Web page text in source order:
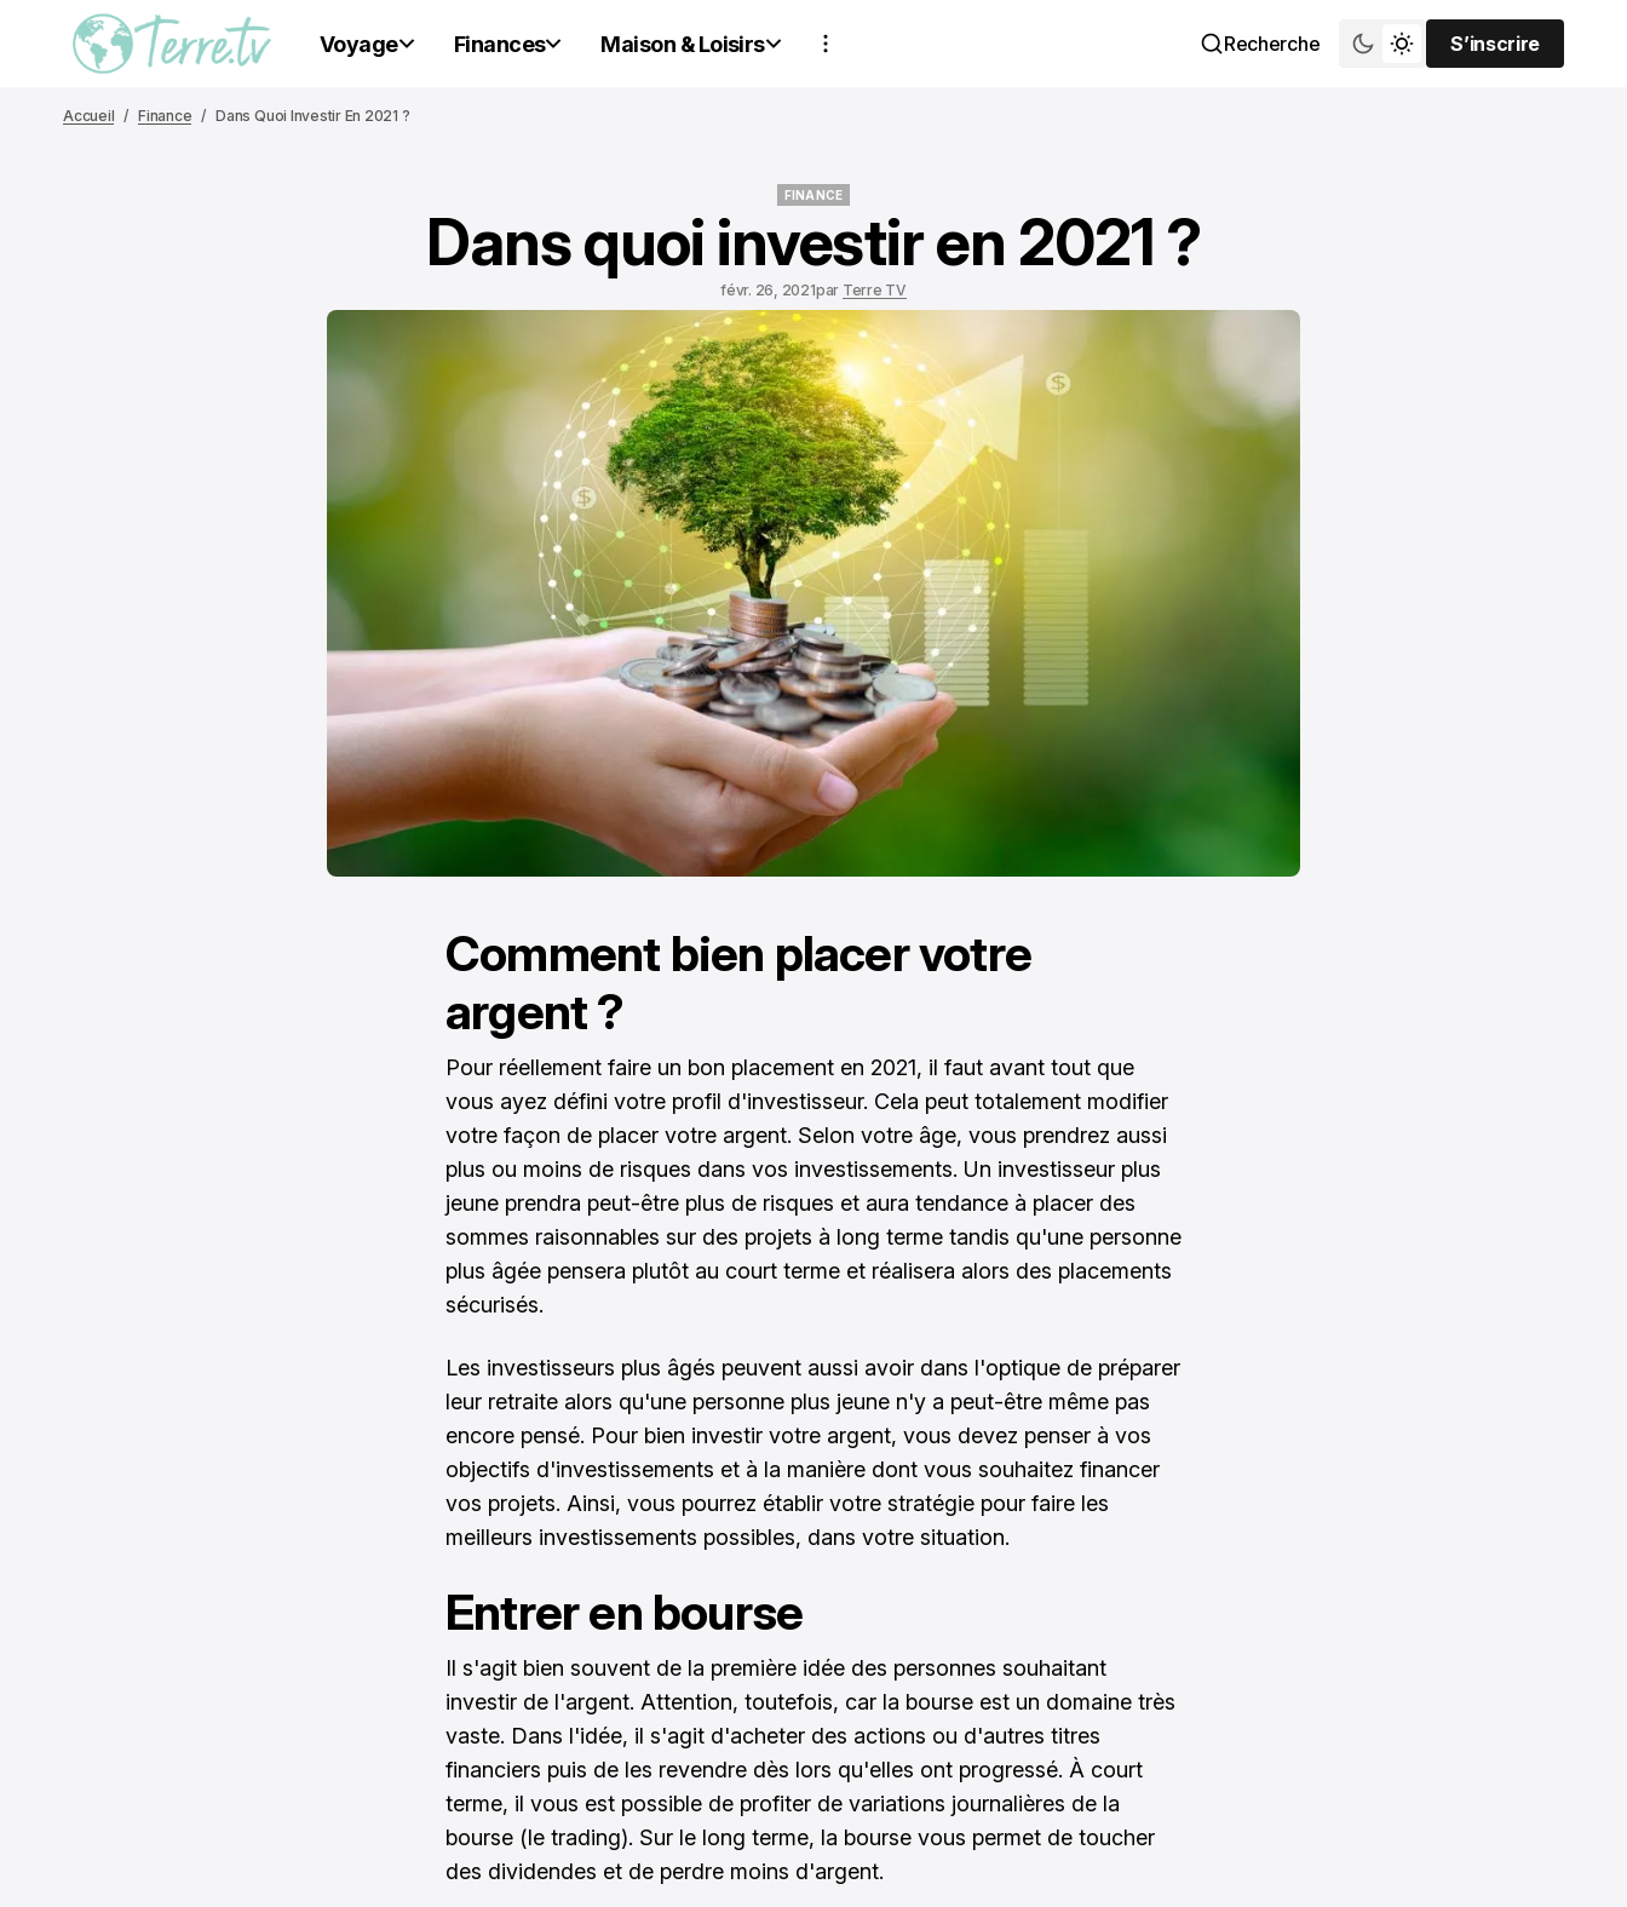
Voyage Finances Maison & Loisirs Recherche
S’inscrire
S’inscrire
Accueil Finance Dans Quoi Investir En 2021 ?
FINANCE
Dans quoi investir en 2021 ?
févr. 26, 2021par Terre TV
Comment bien placer votre
argent ?
Pour réellement faire un bon placement en 2021, il faut avant tout que
vous ayez défini votre profil d'investisseur. Cela peut totalement modifier
votre façon de placer votre argent. Selon votre âge, vous prendrez aussi
plus ou moins de risques dans vos investissements. Un investisseur plus
jeune prendra peut-être plus de risques et aura tendance à placer des
sommes raisonnables sur des projets à long terme tandis qu'une personne
plus âgée pensera plutôt au court terme et réalisera alors des placements
sécurisés.
Les investisseurs plus âgés peuvent aussi avoir dans l'optique de préparer
leur retraite alors qu'une personne plus jeune n'y a peut-être même pas
encore pensé. Pour bien investir votre argent, vous devez penser à vos
objectifs d'investissements et à la manière dont vous souhaitez financer
vos projets. Ainsi, vous pourrez établir votre stratégie pour faire les
meilleurs investissements possibles, dans votre situation.
Entrer en bourse
Il s'agit bien souvent de la première idée des personnes souhaitant
investir de l'argent. Attention, toutefois, car la bourse est un domaine très
vaste. Dans l'idée, il s'agit d'acheter des actions ou d'autres titres
financiers puis de les revendre dès lors qu'elles ont progressé. À court
terme, il vous est possible de profiter de variations journalières de la
bourse (le trading). Sur le long terme, la bourse vous permet de toucher
des dividendes et de perdre moins d'argent.